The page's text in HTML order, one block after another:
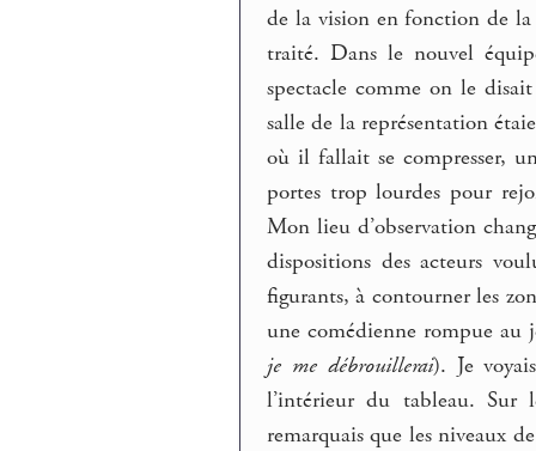
de la vision en fonction de la
traité. Dans le nouvel
spectacle comme on le
salle de la représentation
où il fallait se compresser,
portes trop lourdes pour
Mon lieu d’observation
dispositions des acteurs
figurants, à contourner les
une comédienne rompue
je me débrouillerai). Je
l’intérieur du tableau. Sur
remarquais que les niveaux